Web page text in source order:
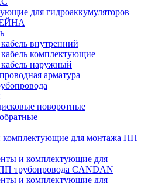
для гидроаккумуляторов
внутренний
комплектующие
наружный
арматура
поворотные
комплектующие для монтажа ПП
и комплектующие для
трубопровода CANDAN
и комплектующие для